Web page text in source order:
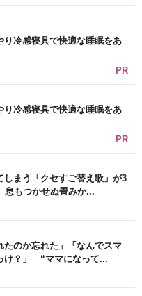
り冷感寝具で快適な睡眠をあ
PR
り冷感寝具で快適な睡眠をあ
PR
しまう「クセすご替え歌」が3
もつかせぬ畳みか...
たのか忘れた」「なんでスマ
け？」 “ママになって...